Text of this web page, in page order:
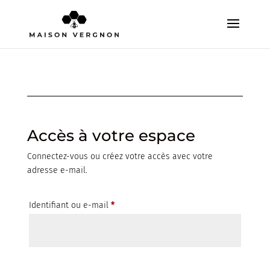
Accès à votre espace
Connectez-vous ou créez votre accès avec votre
adresse e-mail.
Identifiant ou e-mail *Obligatoire